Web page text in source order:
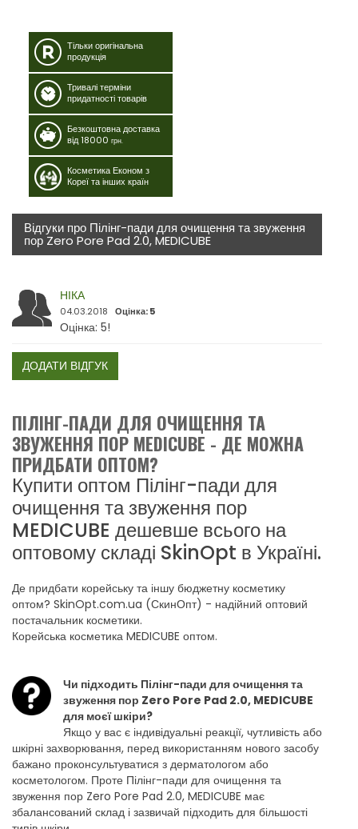
Тільки оригінальна
продукція
Тривалі терміни
придатності товарів
Безкоштовна доставка
від 18000 грн.
Косметика Економ з
Кореї та інших країн
Відгуки про Пілінг-пади для очищення та звуження
пор Zero Pore Pad 2.0, MEDICUBE
НІКА
04.03.2018 Оцінка: 5
Оцінка: 5!
ДОДАТИ ВІДГУК
ПІЛІНГ-ПАДИ ДЛЯ ОЧИЩЕННЯ ТА
ЗВУЖЕННЯ ПОР MEDICUBE - ДЕ МОЖНА
ПРИДБАТИ ОПТОМ?
Купити оптом Пілінг-пади для
очищення та звуження пор
MEDICUBE дешевше всього на
оптовому складі SkinOpt в Україні.
Де придбати корейську та іншу бюджетну косметику
оптом? SkinOpt.com.ua (СкинОпт) - надійний оптовий
постачальник косметики.
Корейська косметика MEDICUBE оптом.
Чи підходить Пілінг-пади для очищення та
звуження пор Zero Pore Pad 2.0, MEDICUBE
для моєї шкіри?
Якщо у вас є індивідуальні реакції, чутливість або
шкірні захворювання, перед використанням нового засобу
бажано проконсультуватися з дерматологом або
косметологом. Проте Пілінг-пади для очищення та
звуження пор Zero Pore Pad 2.0, MEDICUBE має
збалансований склад і зазвичай підходить для більшості